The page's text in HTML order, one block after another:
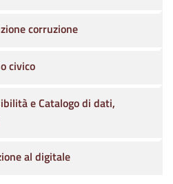
corruzione
civico
e Catalogo di dati,
al digitale